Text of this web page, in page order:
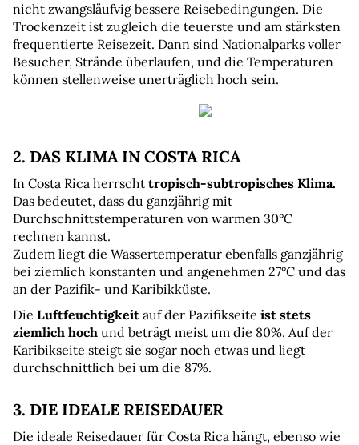
nicht zwangsläufvig bessere Reisebedingungen. Die
Trockenzeit ist zugleich die teuerste und am stärksten
frequentierte Reisezeit. Dann sind Nationalparks voller
Besucher, Strände überlaufen, und die Temperaturen
können stellenweise unerträglich hoch sein.
2. DAS KLIMA IN COSTA RICA
In Costa Rica herrscht tropisch-subtropisches Klima.
Das bedeutet, dass du ganzjährig mit
Durchschnittstemperaturen von warmen 30°C
rechnen kannst.
Zudem liegt die Wassertemperatur ebenfalls ganzjährig
bei ziemlich konstanten und angenehmen 27°C und das
an der Pazifik- und Karibikküste.
Die Luftfeuchtigkeit auf der Pazifikseite ist stets
ziemlich hoch und beträgt meist um die 80%. Auf der
Karibikseite steigt sie sogar noch etwas und liegt
durchschnittlich bei um die 87%.
3. DIE IDEALE REISEDAUER
Die ideale Reisedauer für Costa Rica hängt, ebenso wie